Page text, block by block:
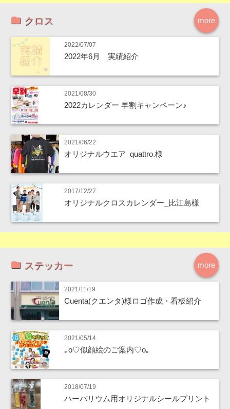
more
クロス
2022/07/07
2022年6月 実績紹介
2021/08/30
2022カレンダー 早割キャンペーン♪
2021/06/22
オリジナルウエア_quattro.様
2017/12/27
オリジナルクロスカレンダー_比江島様
more
ステッカー
2021/11/19
Cuenta(クエンタ)様ロゴ作成・看板紹介
2021/05/14
｡o♡似顔絵のご案内♡o｡
2018/07/19
ハーバリウム用オリジナルシールプリント